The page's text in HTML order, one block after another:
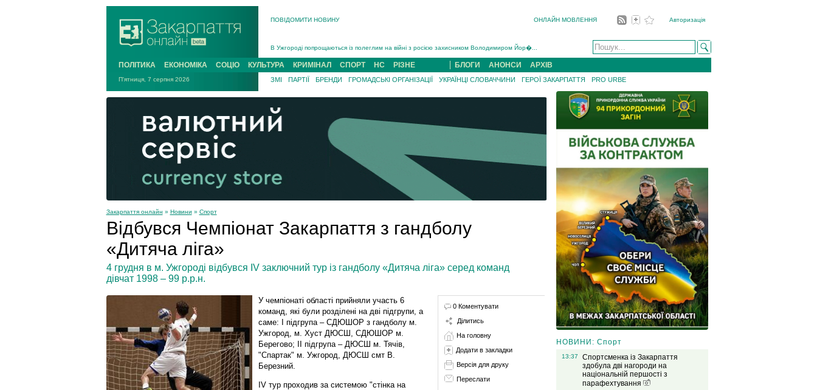
ПОВІДОМИТИ НОВИНУ ОНЛАЙН МОВЛЕННЯ Авторизація
В Ужгороді попрощаються із полеглим на війні з росією захисником Володимиром Йор�...
В Ужгороді 5 серпня попрощаються із захисником Богданом Югасом, який два роки �...
Підтвердили загибель захисника із Нанкова на Хустщині Юліана Гербея (ФОТО)[/gree...
На війні з рф поліг військовий з Виноградова Ігнат Роздяловський (ФОТО)...
На Хустщині внаслідок ДТП за участі трьох авто постраждали 13 людей (ФОТО)...
Інструктора районного ТЦК на Закарпатті судитимуть за обвинувачен...
ПОЛІТИКА ЕКОНОМІКА СОЦІО КУЛЬТУРА КРИМІНАЛ СПОРТ НС РІЗНЕ БЛОГИ АНОНСИ АРХІВ
П'ятниця, 7 серпня 2026 ЗМІ ПАРТІЇ БРЕНДИ ГРОМАДСЬКІ ОРГАНІЗАЦІЇ УКРАЇНЦІ СЛОВАЧЧИНИ ГЕРОЇ ЗАКАРПАТТЯ PRO URBE
Закарпаття онлайн » Новини » Спорт
Відбувся Чемпіонат Закарпаття з гандболу
«Дитяча ліга»
4 грудня в м. Ужгороді відбувся ІV заключний тур із гандболу «Дитяча ліга» серед команд
дівчат 1998 – 99 р.р.н.
У чемпіонаті області прийняли участь 6
команд, які були розділені на дві підгрупи, а
саме: І підгрупа – СДЮШОР з гандболу м.
Ужгород, м. Хуст ДЮСШ, СДЮШОР м.
Берегово; ІІ підгрупа – ДЮСШ м. Тячів,
"Спартак" м. Ужгород, ДЮСШ смт В.
Березний.
ІV тур проходив за системою "стінка на
0 Коментувати
Ділитись
На головну
Додати в закладки
Версія для друку
Переслати
НОВИНИ: Спорт
13:37
Спортсменка із Закарпаття
здобула дві нагороди на
національній першості з
парафехтування